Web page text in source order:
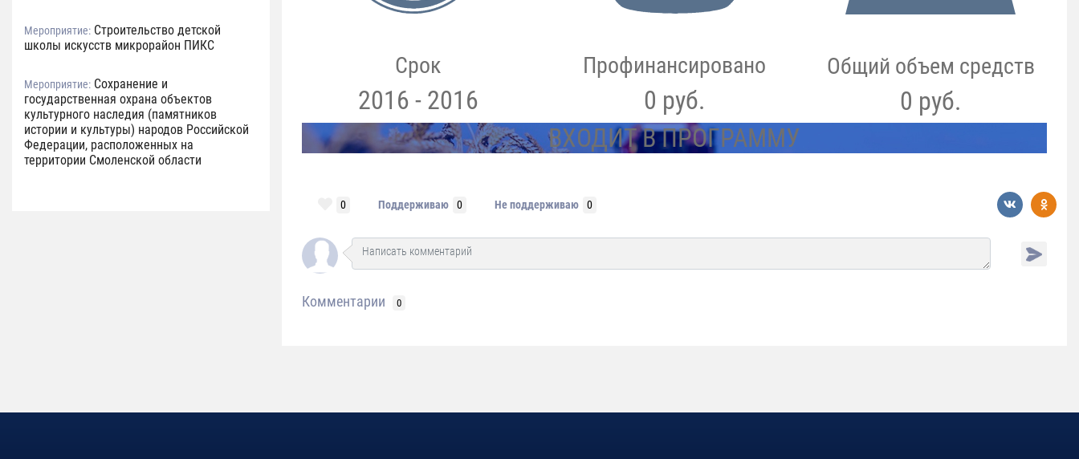
Мероприятие: Строительство детской
школы искусств микрорайон ПИКС
Мероприятие: Сохранение и
государственная охрана объектов
культурного наследия (памятников
истории и культуры) народов Российской
Федерации, расположенных на
территории Смоленской области
Срок
2016 - 2016
Профинансировано
0 руб.
Общий объем средств
0 руб.
ВХОДИТ В ПРОГРАММУ
0 Поддерживаю 0 Не поддерживаю 0
Комментарии 0